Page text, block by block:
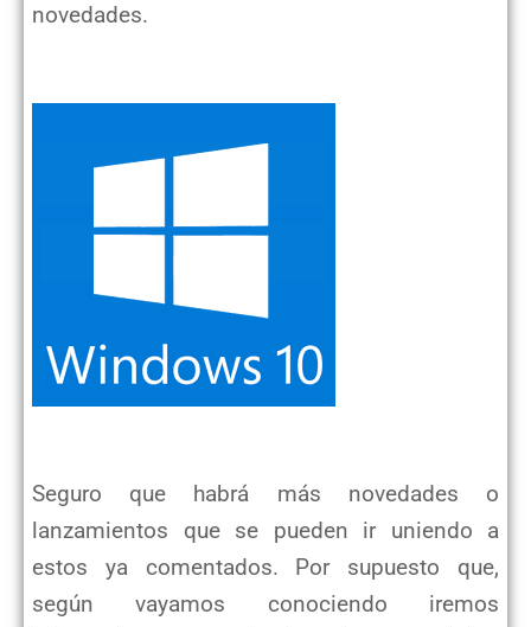
novedades.
Seguro que habrá más novedades o
lanzamientos que se pueden ir uniendo a
estos ya comentados. Por supuesto que,
según vayamos conociendo iremos